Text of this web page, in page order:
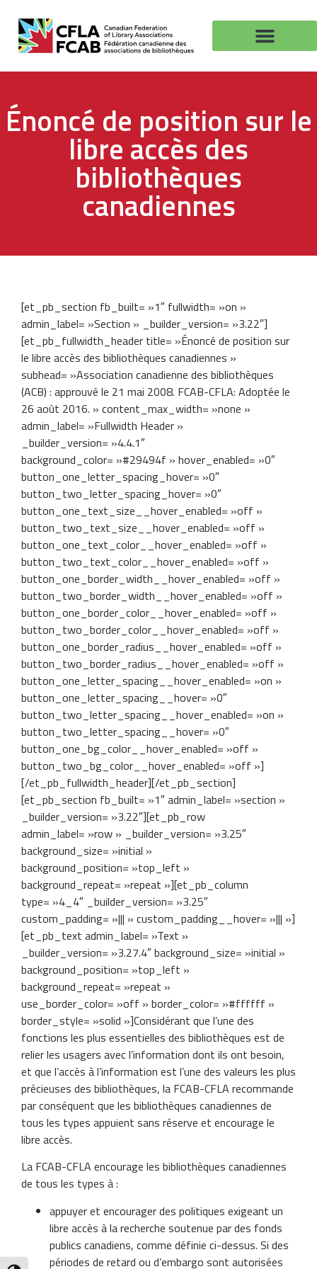
Énoncé de position sur le
libre accès des
bibliothèques
canadiennes
[et_pb_section fb_built= »1″ fullwidth= »on »
admin_label= »Section » _builder_version= »3.22″]
[et_pb_fullwidth_header title= »Énoncé de position sur
le libre accès des bibliothèques canadiennes »
subhead= »Association canadienne des bibliothèques
(ACB) : approuvé le 21 mai 2008. FCAB-CFLA: Adoptée le
26 août 2016. » content_max_width= »none »
admin_label= »Fullwidth Header »
_builder_version= »4.4.1″
background_color= »#29494f » hover_enabled= »0″
button_one_letter_spacing_hover= »0″
button_two_letter_spacing_hover= »0″
button_one_text_size__hover_enabled= »off »
button_two_text_size__hover_enabled= »off »
button_one_text_color__hover_enabled= »off »
button_two_text_color__hover_enabled= »off »
button_one_border_width__hover_enabled= »off »
button_two_border_width__hover_enabled= »off »
button_one_border_color__hover_enabled= »off »
button_two_border_color__hover_enabled= »off »
button_one_border_radius__hover_enabled= »off »
button_two_border_radius__hover_enabled= »off »
button_one_letter_spacing__hover_enabled= »on »
button_one_letter_spacing__hover= »0″
button_two_letter_spacing__hover_enabled= »on »
button_two_letter_spacing__hover= »0″
button_one_bg_color__hover_enabled= »off »
button_two_bg_color__hover_enabled= »off »]
[/et_pb_fullwidth_header][/et_pb_section]
[et_pb_section fb_built= »1″ admin_label= »section »
_builder_version= »3.22″][et_pb_row
admin_label= »row » _builder_version= »3.25″
background_size= »initial »
background_position= »top_left »
background_repeat= »repeat »][et_pb_column
type= »4_4″ _builder_version= »3.25″
custom_padding= »||| » custom_padding__hover= »||| »]
[et_pb_text admin_label= »Text »
_builder_version= »3.27.4″ background_size= »initial »
background_position= »top_left »
background_repeat= »repeat »
use_border_color= »off » border_color= »#ffffff »
border_style= »solid »]Considérant que l’une des
fonctions les plus essentielles des bibliothèques est de
relier les usagers avec l’information dont ils ont besoin,
et que l’accès à l’information est l’une des valeurs les plus
précieuses des bibliothèques, la FCAB-CFLA recommande
par conséquent que les bibliothèques canadiennes de
tous les types appuient sans réserve et encourage le
libre accès.
La FCAB-CFLA encourage les bibliothèques canadiennes
de tous les types à :
appuyer et encourager des politiques exigeant un
libre accès à la recherche soutenue par des fonds
publics canadiens, comme définie ci-dessus. Si des
périodes de retard ou d’embargo sont autorisées